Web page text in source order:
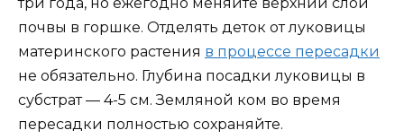
почвы в горшке. Отделять деток от луковицы
материнского растения в процессе пересадки
не обязательно. Глубина посадки луковицы в
субстрат — 4-5 см. Земляной ком во время
пересадки полностью сохраняйте.